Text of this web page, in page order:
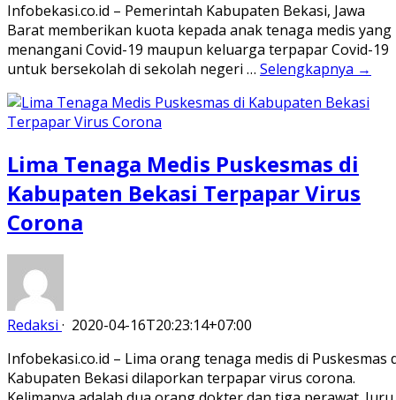
Infobekasi.co.id – Pemerintah Kabupaten Bekasi, Jawa
Barat memberikan kuota kepada anak tenaga medis yang
menangani Covid-19 maupun keluarga terpapar Covid-19
untuk bersekolah di sekolah negeri … Selengkapnya →
Lima Tenaga Medis Puskesmas di
Kabupaten Bekasi Terpapar Virus
Corona
Redaksi · 2020-04-16T20:23:14+07:00
Infobekasi.co.id – Lima orang tenaga medis di Puskesmas
Kabupaten Bekasi dilaporkan terpapar virus corona.